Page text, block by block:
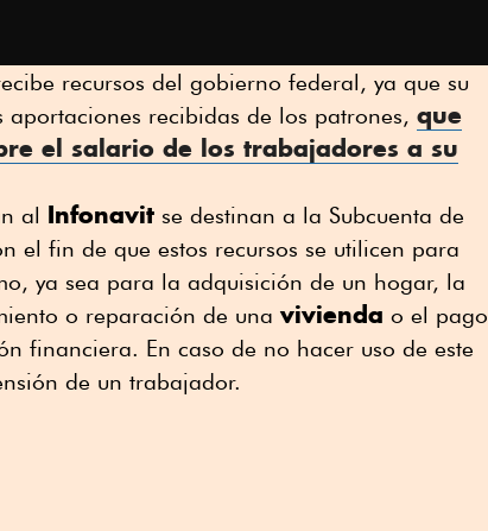
recursos del gobierno federal, ya que su
recibidas de los patrones, que
el salario de los trabajadores a su
al Infonavit se destinan a la Subcuenta de
el fin de que estos recursos se utilicen para
ya sea para la adquisición de un hogar, la
o reparación de una vivienda o el pago
financiera. En caso de no hacer uso de este
de un trabajador.